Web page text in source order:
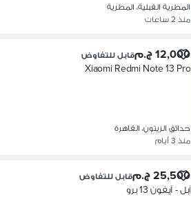
المطرية القبلية، المطرية
منذ 2 ساعات
12,000 ج.م قابل للتفاوض
Xiaomi Redmi Note 13 Pro
حدائق الزيتون، القاهرة
منذ 3 أيام
25,500 ج.م قابل للتفاوض
آبل - آيفون 13 برو